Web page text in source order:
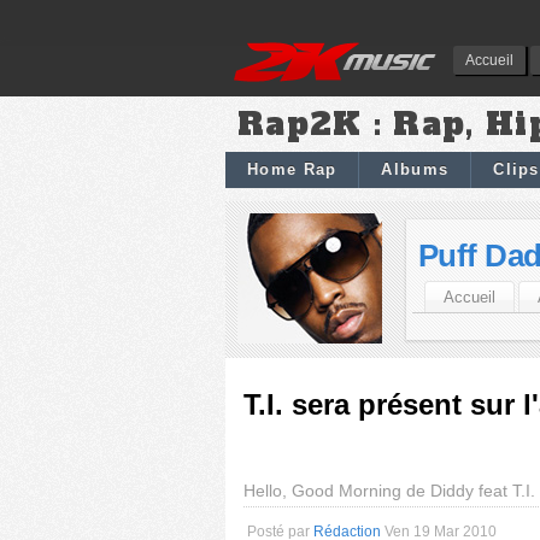
Accueil
Rap2K : Rap,
Home Rap Albums Clips
Puff
Accueil
T.I. sera présent sur
Hello, Good Morning de Diddy feat T.I.
Posté par Rédaction Ven 19 Mar 2010